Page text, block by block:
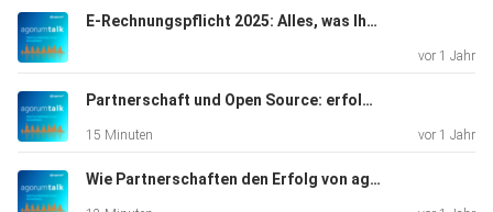
natürliche
Reaktionen auf Veränderungen, die durch offene und
kontinuierliche Kommunikation gemildert werden können.
Change-Management-Tipps
Frühzeitige Einbindung: Mitarbeiter
E-Rechnungspflicht 2025: Alles, was Ihr Unternehmen jetzt wissen muss
vor 1 Jahr
Partnerschaft und Open Source: erfolgreiche Zusammenarbeit mit der ETES GmbH
15 Minuten vor 1 Jahr
Wie Partnerschaften den Erfolg von agorum prägen